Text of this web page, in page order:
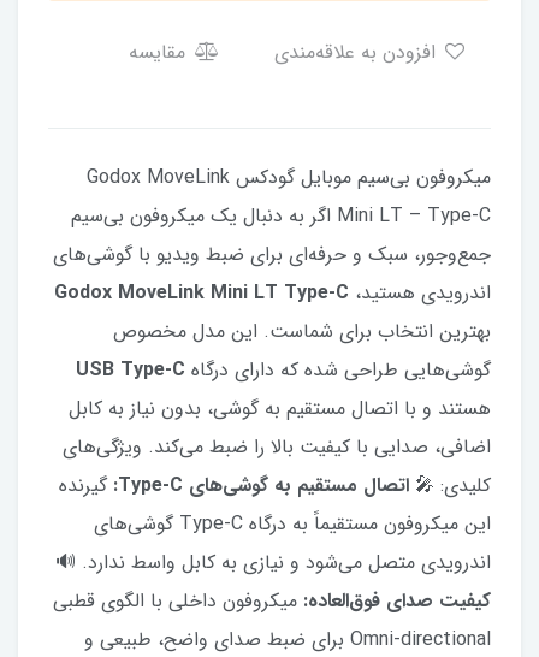
مقایسه
میکروفون بی‌سیم موبایل گودکس Godox MoveLink
Mini LT – Type-C اگر به دنبال یک میکروفون بی‌سیم
جمع‌وجور، سبک و حرفه‌ای برای ضبط ویدیو با گوشی‌های
اندرویدی هستید، Godox MoveLink Mini LT Type-C
بهترین انتخاب برای شماست. این مدل مخصوص
گوشی‌هایی طراحی شده که دارای درگاه USB Type-C
هستند و با اتصال مستقیم به گوشی، بدون نیاز به کابل
اضافی، صدایی با کیفیت بالا را ضبط می‌کند. ویژگی‌های
کلیدی: 🎤 اتصال مستقیم به گوشی‌های Type-C:
گیرنده
این میکروفون مستقیماً به درگاه Type-C گوشی‌های
اندرویدی متصل می‌شود و نیازی به کابل واسط ندارد. 🔊
کیفیت صدای فوق‌العاده: میکروفون داخلی با الگوی قطبی
Omni-directional برای ضبط صدای واضح، طبیعی و